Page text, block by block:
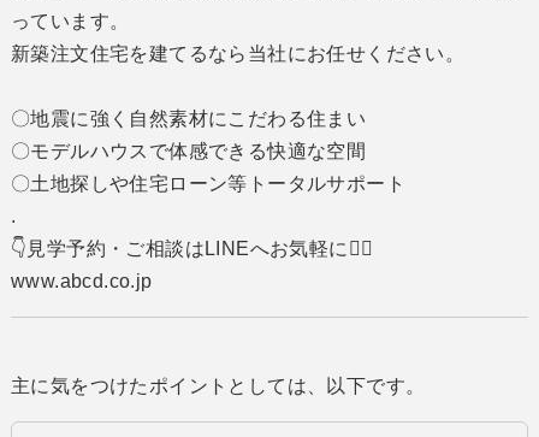
っています。
新築注文住宅を建てるなら当社にお任せください。
〇地震に強く自然素材にこだわる住まい
〇モデルハウスで体感できる快適な空間
〇土地探しや住宅ローン等トータルサポート
.
👇見学予約・ご相談はLINEへお気軽に 💁‍♀️
www.abcd.co.jp
主に気をつけたポイントとしては、以下です。